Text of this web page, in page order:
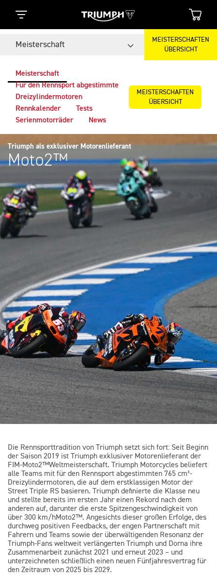
Meisterschaft
MEISTERSCHAFTEN
ÜBERSICHT
Meisterschaft
Für den Rennsport abgestimmte
Dreizylindermotoren
Rennkalender
Tests
Serienmotorräder
News
MEISTERSCHAFTEN
ÜBERSICHT
Triumph als exklusiver Motorenlieferant
Moto2™
Die Rennsporttradition von Triumph setzt sich fort: Seit Beginn
der Saison 2019 ist Triumph exklusiver Motorenlieferant der
FIM-Moto2™Weltmeisterschaft. Triumph Motorcycles beliefert
alle Teams mit für den Rennsport abgestimmten 765 cm³-
Dreizylindermotoren, die auf dem erstklassigen Motor der
Street Triple RS basieren. Triumph definierte die Klasse neu
und stellte bereits im ersten Jahr einen Rekord nach dem
anderen auf, darunter die erste Spitzengeschwindigkeit von
über 300 km/hMoto2™. Angesichts dieser großen Erfolge, des
durchweg positiven Feedbacks, der engen Partnerschaft mit
Fahrern und Teams sowie der überwältigenden Resonanz der
Triumph-Fans weltweit verlängerten Triumph und Dorna ihre
Zusammenarbeit zunächst 2021 und erneut 2023 – und
unterzeichneten schließlich einen neuen Fünfjahresvertrag für
den Zeitraum von 2025 bis 2029.